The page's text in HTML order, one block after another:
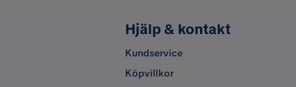
Hjälp & kontakt
Kundservice
Köpvillkor